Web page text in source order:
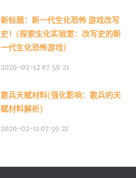
新标题：新一代生化恐怖 游戏改写
史！(探索生化实验室：改写史的新
一代生化恐怖游戏)
2026-02-12 07:59:21
散兵天赋材料(强化影响：散兵的天
赋材料解析)
2026-02-11 07:59:21